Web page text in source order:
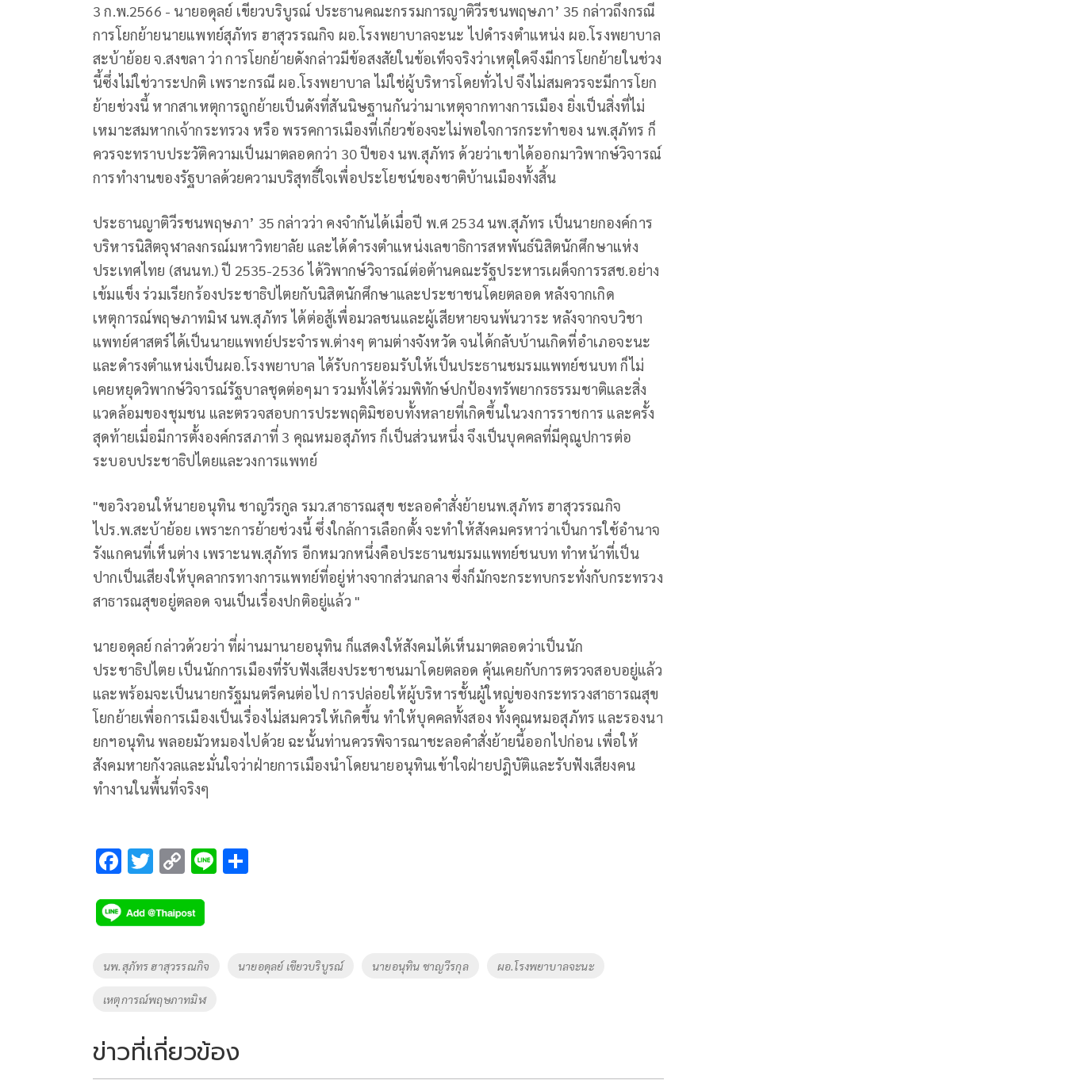
3 ก.พ.2566 - นายอดุลย์ เขียวบริบูรณ์ ประธานคณะกรรมการญาติวีรชนพฤษภา’ 35 กล่าวถึงกรณี
การโยกย้ายนายแพทย์สุภัทร ฮาสุวรรณกิจ ผอ.โรงพยาบาลจะนะ ไปดำรงตำแหน่ง ผอ.โรงพยาบาล
สะบ้าย้อย จ.สงขลา ว่า การโยกย้ายดังกล่าวมีข้อสงสัยในข้อเท็จจริงว่าเหตุใดจึงมีการโยกย้ายในช่วง
นี้ซึ่งไม่ใช่วาระปกติ เพราะกรณี ผอ.โรงพยาบาล ไม่ใช่ผู้บริหารโดยทั่วไป จึงไม่สมควรจะมีการโยก
ย้ายช่วงนี้ หากสาเหตุการถูกย้ายเป็นดังที่สันนิษฐานกันว่ามาเหตุจากทางการเมือง ยิ่งเป็นสิ่งที่ไม่
เหมาะสมหากเจ้ากระทรวง หรือ พรรคการเมืองที่เกี่ยวข้องจะไม่พอใจการกระทำของ นพ.สุภัทร ก็
ควรจะทราบประวัติความเป็นมาตลอดกว่า 30 ปีของ นพ.สุภัทร ด้วยว่าเขาได้ออกมาวิพากษ์วิจารณ์
การทำงานของรัฐบาลด้วยความบริสุทธิ์ใจเพื่อประโยชน์ของชาติบ้านเมืองทั้งสิ้น
ประธานญาติวีรชนพฤษภา’ 35 กล่าวว่า คงจำกันได้เมื่อปี พ.ศ 2534 นพ.สุภัทร เป็นนายกองค์การ
บริหารนิสิตจุฬาลงกรณ์มหาวิทยาลัย และได้ดำรงตำแหน่งเลขาธิการสหพันธ์นิสิตนักศึกษาแห่ง
ประเทศไทย (สนนท.) ปี 2535-2536 ได้วิพากษ์วิจารณ์ต่อต้านคณะรัฐประหารเผด็จการรสช.อย่าง
เข้มแข็ง ร่วมเรียกร้องประชาธิปไตยกับนิสิตนักศึกษาและประชาชนโดยตลอด หลังจากเกิด
เหตุการณ์พฤษภาทมิฬ นพ.สุภัทร ได้ต่อสู้เพื่อมวลชนและผู้เสียหายจนพ้นวาระ หลังจากจบวิชา
แพทย์ศาสตร์ได้เป็นนายแพทย์ประจำรพ.ต่างๆ ตามต่างจังหวัด จนได้กลับบ้านเกิดที่อำเภอจะนะ
และดำรงตำแหน่งเป็นผอ.โรงพยาบาล ได้รับการยอมรับให้เป็นประธานชมรมแพทย์ชนบท ก็ไม่
เคยหยุดวิพากษ์วิจารณ์รัฐบาลชุดต่อๆมา รวมทั้งได้ร่วมพิทักษ์ปกป้องทรัพยากรธรรมชาติและสิ่ง
แวดล้อมของชุมชน และตรวจสอบการประพฤติมิชอบทั้งหลายที่เกิดขึ้นในวงการราชการ และครั้ง
สุดท้ายเมื่อมีการตั้งองค์กรสภาที่ 3 คุณหมอสุภัทร ก็เป็นส่วนหนึ่ง จึงเป็นบุคคลที่มีคุณูปการต่อ
ระบอบประชาธิปไตยและวงการแพทย์
"ขอวิงวอนให้นายอนุทิน ชาญวีรกูล รมว.สาธารณสุข ชะลอคำสั่งย้ายนพ.สุภัทร ฮาสุวรรณกิจ
ไปร.พ.สะบ้าย้อย เพราะการย้ายช่วงนี้ ซึ่งใกล้การเลือกตั้ง จะทำให้สังคมครหาว่าเป็นการใช้อำนาจ
รังแกคนที่เห็นต่าง เพราะนพ.สุภัทร อีกหมวกหนึ่งคือประธานชมรมแพทย์ชนบท ทำหน้าที่เป็น
ปากเป็นเสียงให้บุคลากรทางการแพทย์ที่อยู่ห่างจากส่วนกลาง ซึ่งก็มักจะกระทบกระทั่งกับกระทรวง
สาธารณสุขอยู่ตลอด จนเป็นเรื่องปกติอยู่แล้ว "
นายอดุลย์ กล่าวด้วยว่า ที่ผ่านมานายอนุทิน ก็แสดงให้สังคมได้เห็นมาตลอดว่าเป็นนัก
ประชาธิปไตย เป็นนักการเมืองที่รับฟังเสียงประชาชนมาโดยตลอด คุ้นเคยกับการตรวจสอบอยู่แล้ว
และพร้อมจะเป็นนายกรัฐมนตรีคนต่อไป การปล่อยให้ผู้บริหารชั้นผู้ใหญ่ของกระทรวงสาธารณสุข
โยกย้ายเพื่อการเมืองเป็นเรื่องไม่สมควรให้เกิดขึ้น ทำให้บุคคลทั้งสอง ทั้งคุณหมอสุภัทร และรองนา
ยกฯอนุทิน พลอยมัวหมองไปด้วย ฉะนั้นท่านควรพิจารณาชะลอคำสั่งย้ายนี้ออกไปก่อน เพื่อให้
สังคมหายกังวลและมั่นใจว่าฝ่ายการเมืองนำโดยนายอนุทินเข้าใจฝ่ายปฎิบัติและรับฟังเสียงคน
ทำงานในพื้นที่จริงๆ
F
e
b
o
k
T
tt
er
C
p
y
Li
n
k
Li
Tags
นพ.สุภัทร ฮาสุวรรณกิจ นายอดุลย์ เขียวบริบูรณ์ นายอนุทิน ชาญวีรกุล ผอ.โรงพยาบาลจะนะ
เหตุการณ์พฤษภาทมิฬ
ข่าวที่เกี่ยวข้อง